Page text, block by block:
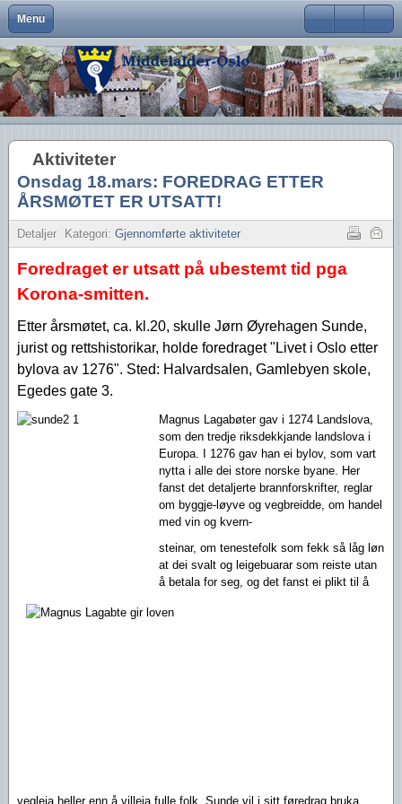
Menu Close
Om Middelalder-Oslo
Hva er Middelalder-Oslo?
Hva vi vil
Aktiviteter
Middelalderbyen i dag
Oslo i middelalderen
Lederartikler
Medlemsfordeler og faste arrangementer
Vedtekter
Foreningens navn og logo
Gangvaktprisen
Styremedlemmer
Kontakt oss
Kontaktinfo
Formål
Visjon
Handlingsplan
Middelalderbyens framtid
Uttalelser
Møter og foredrag
Våre arrangementer
Medlemsturer
Andres arrangementer
Gjennomførte arrangementer
Gjennomførte turer
Middelalderbeltet
Middelalderparken
Presse
Middelalderbyen
Dagligliv
Arkeologiske funn
Ny viten
Medlemsblad
Brukernavn
Passord
Husk meg
Glemt ditt passord?
Glemt ditt brukernavn?
Aktiviteter
Onsdag 18.mars: FOREDRAG ETTER
ÅRSMØTET ER UTSATT!
Detaljer Kategori: Gjennomførte aktiviteter
Foredraget er utsatt på ubestemt tid pga
Korona-smitten.
Etter årsmøtet, ca. kl.20, skulle Jørn Øyrehagen Sunde,
jurist og rettshistorikar, holde foredraget "Livet i Oslo etter
bylova av 1276". Sted: Halvardsalen, Gamlebyen skole,
Egedes gate 3.
Magnus Lagabøter gav i 1274 Landslova,
som den tredje riksdekkjande landslova i
Europa. I 1276 gav han ei bylov, som vart
nytta i alle dei store norske byane. Her
fanst det detaljerte brannforskrifter, reglar
om byggje-løyve og vegbreidde, om handel
med vin og kvern-
steinar, om tenestefolk som fekk så låg løn
at dei svalt og leigebuarar som reiste utan
å betala for seg, og det fanst ei plikt til å
vegleia heller enn å villeia fulle folk. Sunde vil i sitt føredrag bruka